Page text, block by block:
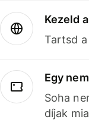
Kezeld
Tartsd
Egy
Soha
díjak